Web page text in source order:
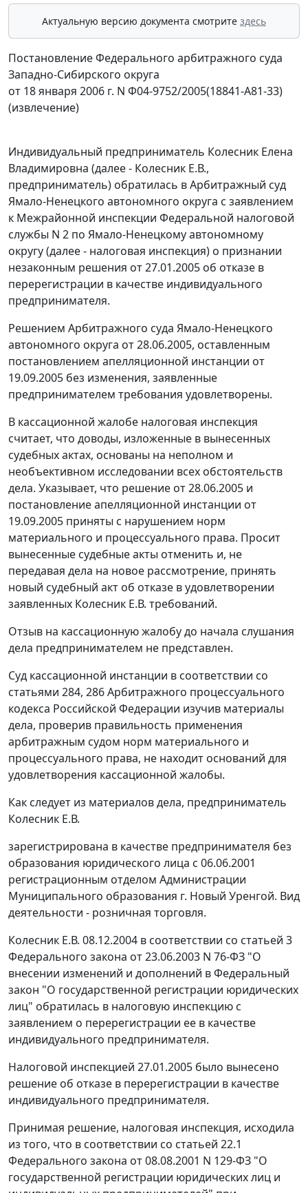
Актуальную версию документа смотрите здесь
Постановление Федерального арбитражного суда
Западно-Сибирского округа
от 18 января 2006 г. N Ф04-9752/2005(18841-А81-33)
(извлечение)
Индивидуальный предприниматель Колесник Елена
Владимировна (далее - Колесник Е.В.,
предприниматель) обратилась в Арбитражный суд
Ямало-Ненецкого автономного округа с заявлением
к Межрайонной инспекции Федеральной налоговой
службы N 2 по Ямало-Ненецкому автономному
округу (далее - налоговая инспекция) о признании
незаконным решения от 27.01.2005 об отказе в
перерегистрации в качестве индивидуального
предпринимателя.
Решением Арбитражного суда Ямало-Ненецкого
автономного округа от 28.06.2005, оставленным
постановлением апелляционной инстанции от
19.09.2005 без изменения, заявленные
предпринимателем требования удовлетворены.
В кассационной жалобе налоговая инспекция
считает, что доводы, изложенные в вынесенных
судебных актах, основаны на неполном и
необъективном исследовании всех обстоятельств
дела. Указывает, что решение от 28.06.2005 и
постановление апелляционной инстанции от
19.09.2005 приняты с нарушением норм
материального и процессуального права. Просит
вынесенные судебные акты отменить и, не
передавая дела на новое рассмотрение, принять
новый судебный акт об отказе в удовлетворении
заявленных Колесник Е.В. требований.
Отзыв на кассационную жалобу до начала слушания
дела предпринимателем не представлен.
Суд кассационной инстанции в соответствии со
статьями 284, 286Арбитражного процессуального
кодекса Российской Федерации изучив материалы
дела, проверив правильность применения
арбитражным судом норм материального и
процессуального права, не находит оснований для
удовлетворения кассационной жалобы.
Как следует из материалов дела, предприниматель
Колесник Е.В.
зарегистрирована в качестве предпринимателя без
образования юридического лица с 06.06.2001
регистрационным отделом Администрации
Муниципального образования г. Новый Уренгой. Вид
деятельности - розничная торговля.
Колесник Е.В. 08.12.2004 в соответствии со статьей 3
Федерального закона от 23.06.2003 N 76-ФЗ "О
внесении изменений и дополнений в Федеральный
закон "О государственной регистрации юридических
лиц" обратилась в налоговую инспекцию с
заявлением о перерегистрации ее в качестве
индивидуального предпринимателя.
Налоговой инспекцией 27.01.2005 было вынесено
решение об отказе в перерегистрации в качестве
индивидуального предпринимателя.
Принимая решение, налоговая инспекция, исходила
из того, что в соответствии со статьей 22.1
Федерального закона от 08.08.2001 N 129-ФЗ "О
государственной регистрации юридических лиц и